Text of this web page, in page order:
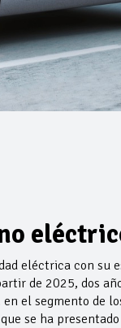
eléctrica con su
de 2025, dos
el segmento de
se ha